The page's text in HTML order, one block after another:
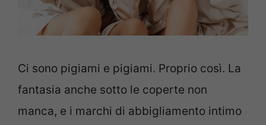
Ci sono pigiami e pigiami. Proprio così. La
fantasia anche sotto le coperte non
manca, e i marchi di abbigliamento intimo